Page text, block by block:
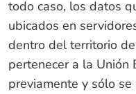
todo caso, los datos
ubicados en
dentro del territorio
pertenecer a la Unión
previamente y sólo